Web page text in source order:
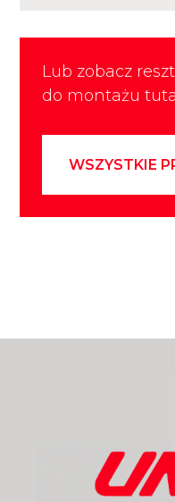
Lub zobacz
do montażu
WSZYSTKIE